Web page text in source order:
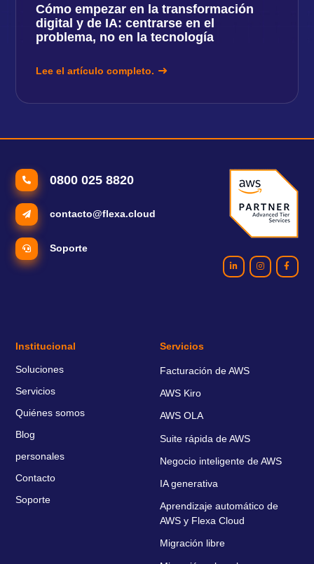
Cómo empezar en la transformación
digital y de IA: centrarse en el
problema, no en la tecnología
Lee el artículo completo.
0800 025 8820
contacto@flexa.cloud
Soporte
Institucional
Soluciones
Servicios
Quiénes somos
Blog
personales
Contacto
Soporte
Servicios
Facturación de AWS
AWS Kiro
AWS OLA
Suite rápida de AWS
Negocio inteligente de AWS
IA generativa
Aprendizaje automático de
AWS y Flexa Cloud
Migración libre